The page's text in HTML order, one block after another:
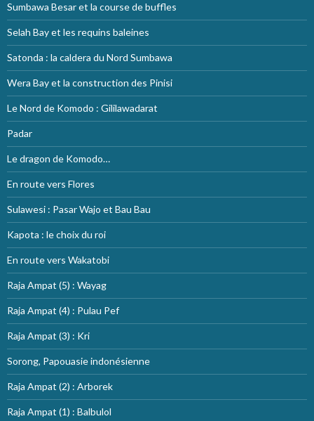
Sumbawa Besar et la course de buffles
Selah Bay et les requins baleines
Satonda : la caldera du Nord Sumbawa
Wera Bay et la construction des Pinisi
Le Nord de Komodo : Gililawadarat
Padar
Le dragon de Komodo…
En route vers Flores
Sulawesi : Pasar Wajo et Bau Bau
Kapota : le choix du roi
En route vers Wakatobi
Raja Ampat (5) : Wayag
Raja Ampat (4) : Pulau Pef
Raja Ampat (3) : Kri
Sorong, Papouasie indonésienne
Raja Ampat (2) : Arborek
Raja Ampat (1) : Balbulol